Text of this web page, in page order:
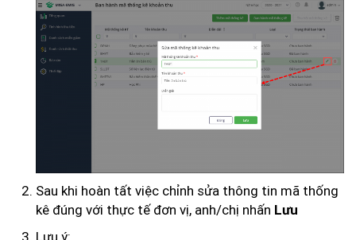
Sau khi hoàn tất việc chỉnh sửa thông tin mã thống
kê đúng với thực tế đơn vị, anh/chị nhấn Lưu